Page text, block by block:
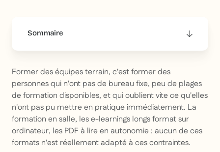
Sommaire
Former des équipes terrain, c'est former des
personnes qui n'ont pas de bureau fixe, peu de plages
de formation disponibles, et qui oublient vite ce qu'elles
n'ont pas pu mettre en pratique immédiatement. La
formation en salle, les e-learnings longs format sur
ordinateur, les PDF à lire en autonomie : aucun de ces
formats n'est réellement adapté à ces contraintes.